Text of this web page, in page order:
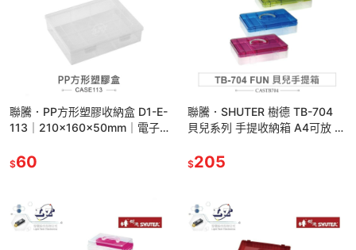
聯騰．PP方形塑膠收納盒 D1-E-
113｜210×160×50mm｜電子
$60
聯騰．SHUTER 樹德 TB-704
貝兒系列 手提收納箱 A4可放 隨
$205